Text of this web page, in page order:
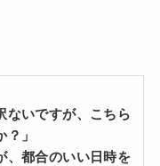
ないですが、こちら
」
、都合のいい日時を